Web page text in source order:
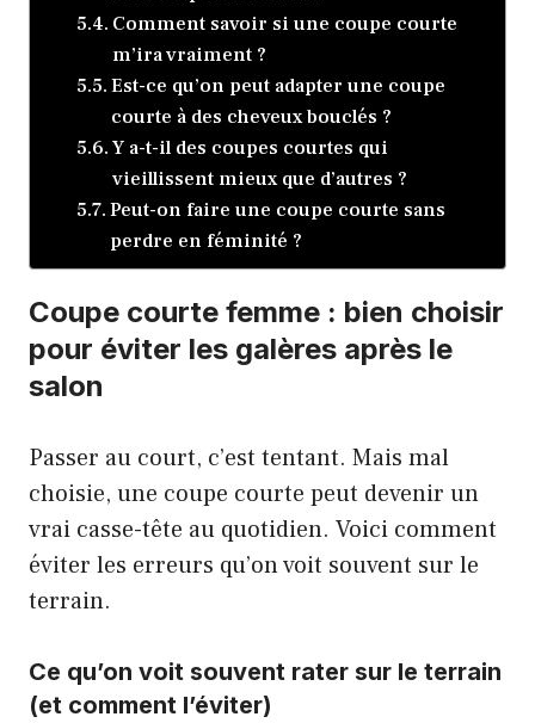
Comment savoir si une coupe courte
m’ira vraiment ?
Est-ce qu’on peut adapter une coupe
courte à des cheveux bouclés ?
Y a-t-il des coupes courtes qui
vieillissent mieux que d’autres ?
Peut-on faire une coupe courte sans
perdre en féminité ?
Coupe courte femme : bien choisir
pour éviter les galères après le
salon
Passer au court, c’est tentant. Mais mal
choisie, une coupe courte peut devenir un
vrai casse-tête au quotidien. Voici comment
éviter les erreurs qu’on voit souvent sur le
terrain.
Ce qu’on voit souvent rater sur le terrain
(et comment l’éviter)